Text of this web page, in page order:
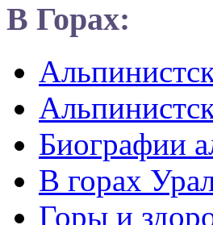
В Горах:
Биографии
В горах
Горы и